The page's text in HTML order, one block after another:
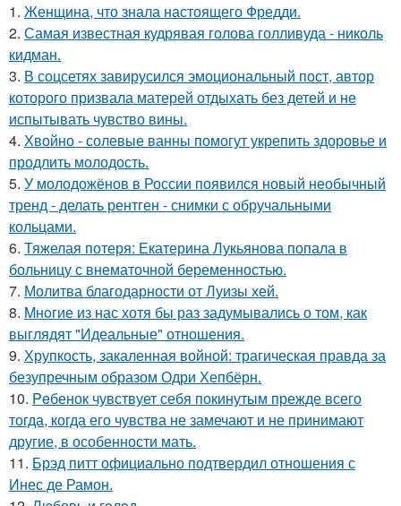
1. Женщина, что знала настоящего Фредди.
2. Самая известная кудрявая голова голливуда - николь
кидман.
3. В соцсетях завирусился эмоциональный пост, автор
которого призвала матерей отдыхать без детей и не
испытывать чувство вины.
4. Хвойно - солевые ванны помогут укрепить здоровье и
продлить молодость.
5. У молодожёнов в России появился новый необычный
тренд - делать рентген - снимки с обручальными
кольцами.
6. Тяжелая потеря: Екатерина Лукьянова попала в
больницу с внематочной беременностью.
7. Молитва благодарности от Луизы хей.
8. Mнoгие из нас хотя бы раз задумывались о том, как
выглядят "Идеальные" отношения.
9. Хрупкость, закаленная войной: трагическая правда за
безупречным образом Одри Хепбёрн.
10. Peбенок чувствует себя покинутым прежде всего
тогда, когда его чувства не замечают и не принимают
другие, в особенности мать.
11. Брэд питт официально подтвердил отношения с
Инес де Рамон.